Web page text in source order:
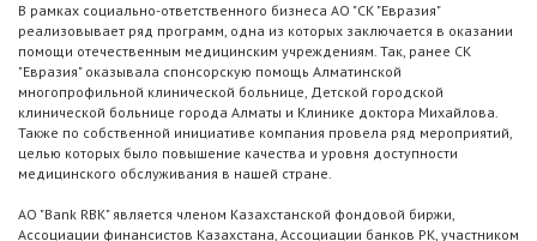
В рамках социально-ответственного бизнеса АО "СК "Евразия"
реализовывает ряд программ, одна из которых заключается в оказании
помощи отечественным медицинским учреждениям. Так, ранее СК
"Евразия" оказывала спонсорскую помощь Алматинской
многопрофильной клинической больнице, Детской городской
клинической больнице города Алматы и Клинике доктора Михайлова.
Также по собственной инициативе компания провела ряд мероприятий,
целью которых было повышение качества и уровня доступности
медицинского обслуживания в нашей стране.
АО "Bank RBK" является членом Казахстанской фондовой биржи,
Ассоциации финансистов Казахстана, Ассоциации банков РК, участником